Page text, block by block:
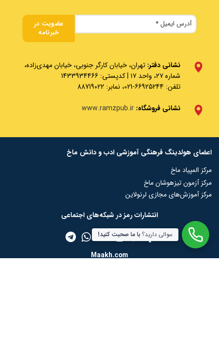
نشانی دفتر: تهران، خیابان کارگر جنوبی، خیابان مهدی‌زاده،
شماره ۲۷، واحد ۱۷ | کدپستی: 1433934466
تلفن: 66925244-021، نمابر: 88719022
نشانی فروشگاه: www.ramzpub.ir
اعضای هولدینگ فرهنگی آموزشی ادب و دانش ماخ
مرکز المپیاد ماخ
مرکز آزمون تیزهوشان ماخ
مرکز آموزش‌های مجازی لرنولاین
انتشارات رمز در شبکه‌‌های اجتماعی
Maakh.com
سوالی دارید؟با ما صحبت کنید!